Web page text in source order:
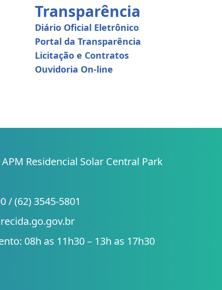
Transparência
Diário Oficial Eletrônico
Portal da Transparência
Licitação e Contratos
Ouvidoria On-line
Residencial Solar Central Park
/ (62) 3545-5801
08h as 11h30 – 13h as 17h30